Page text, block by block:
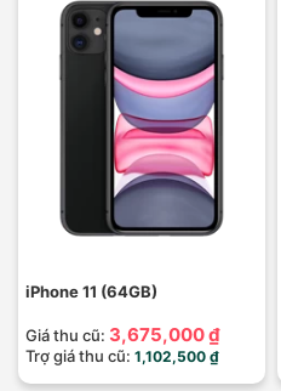
iPhone 11 (64GB)
Giá thu cũ: 3,675,000 ₫
Trợ giá thu cũ: 1,102,500 ₫